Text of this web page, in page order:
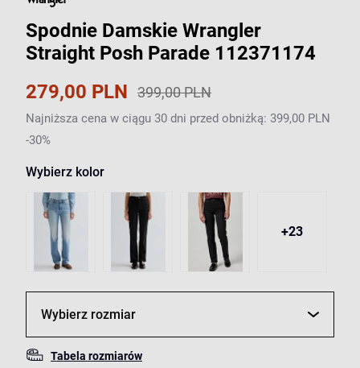
Spodnie Damskie Wrangler
Straight Posh Parade 112371174
279,00 PLN
399,00 PLN
Najniższa cena w ciągu 30 dni przed obniżką: 399,00 PLN
-30%
Wybierz kolor
+23
Wybierz rozmiar
Tabela rozmiarów